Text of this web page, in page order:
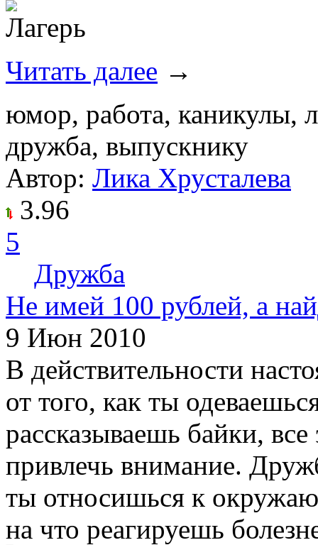
Читать далее →
юмор, работа, каникулы,
дружба, выпускнику
Автор: Лика Хрусталева
3.96
5
Дружба
Не имей 100 рублей, а
9 Июн 2010
В действительности
от того, как ты
рассказываешь байки,
привлечь внимание.
ты относишься к
на что реагируешь